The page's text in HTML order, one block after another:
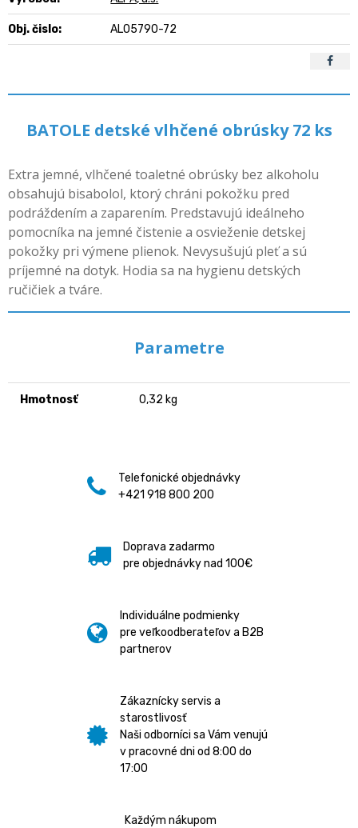
Obj. čislo: AL05790-72
BATOLE detské vlhčené obrúsky 72 ks
Extra jemné, vlhčené toaletné obrúsky bez alkoholu
obsahujú bisabolol, ktorý chráni pokožku pred
podráždením a zaparením. Predstavujú ideálneho
pomocníka na jemné čistenie a osvieženie detskej
pokožky pri výmene plienok. Nevysušujú pleť a sú
príjemné na dotyk. Hodia sa na hygienu detských
ručičiek a tváre.
Parametre
Hmotnosť 0,32 kg
Telefonické objednávky
+421 918 800 200
Doprava zadarmo
pre objednávky nad 100€
Individuálne podmienky
pre veľkoodberateľov a B2B
partnerov
Zákaznícky servis a
starostlivosť
Naši odborníci sa Vám venujú
v pracovné dni od 8:00 do
17:00
Každým nákupom